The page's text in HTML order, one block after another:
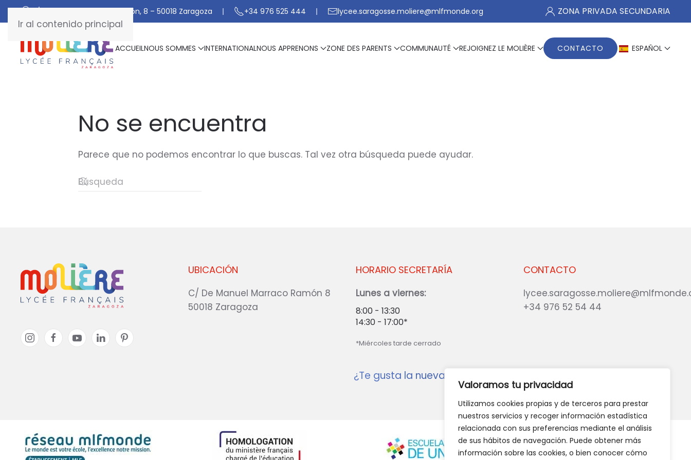
Valoramos tu privacidad
Utilizamos cookies propias y de terceros para prestar
nuestros servicios y recoger información estadística
relacionada con sus preferencias mediante el análisis
de sus hábitos de navegación. Puede obtener más
información sobre las cookies, o bien conocer cómo
Ir al contenido principal
C/ De Manuel Marraco Ramón, 8 – 50018 Zaragoza +34 976 525 444 lycee.saragosse.moliere@mlfmonde.org ZONA PRIVADA SECUNDARIA
ACCUEILNOUS SOMMES INTERNATIONALNOUS APPRENONS ZONE DES PARENTS COMMUNAUTÉ REJOIGNEZ LE MOLIÈRE CONTACTO ESPAÑOL
No se encuentra
Parece que no podemos encontrar lo que buscas. Tal vez otra búsqueda puede ayudar.
UBICACIÓN
C/ De Manuel Marraco Ramón 8
50018 Zaragoza
CONTACTO
+34 976 52 54 44
HORARIO SECRETARÍA
Lunes a viernes:
8:00 - 13:30
14:30 - 17:00*
*Miércoles tarde cerrado
¿Te gusta la nueva web?